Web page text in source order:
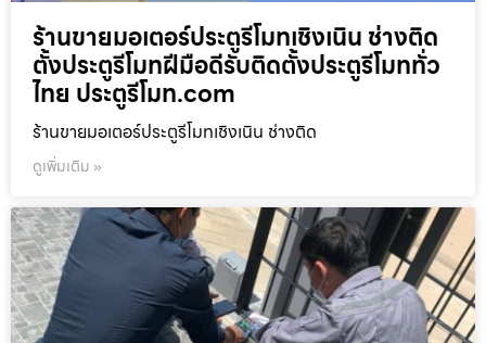
ร้านขายมอเตอร์ประตูรีโมทเชิงเนิน ช่างติด
ตั้งประตูรีโมทฝีมือดีรับติดตั้งประตูรีโมททั่ว
ไทย ประตูรีโมท.com
ร้านขายมอเตอร์ประตูรีโมทเชิงเนิน ช่างติด
ดูเพิ่มเติม »